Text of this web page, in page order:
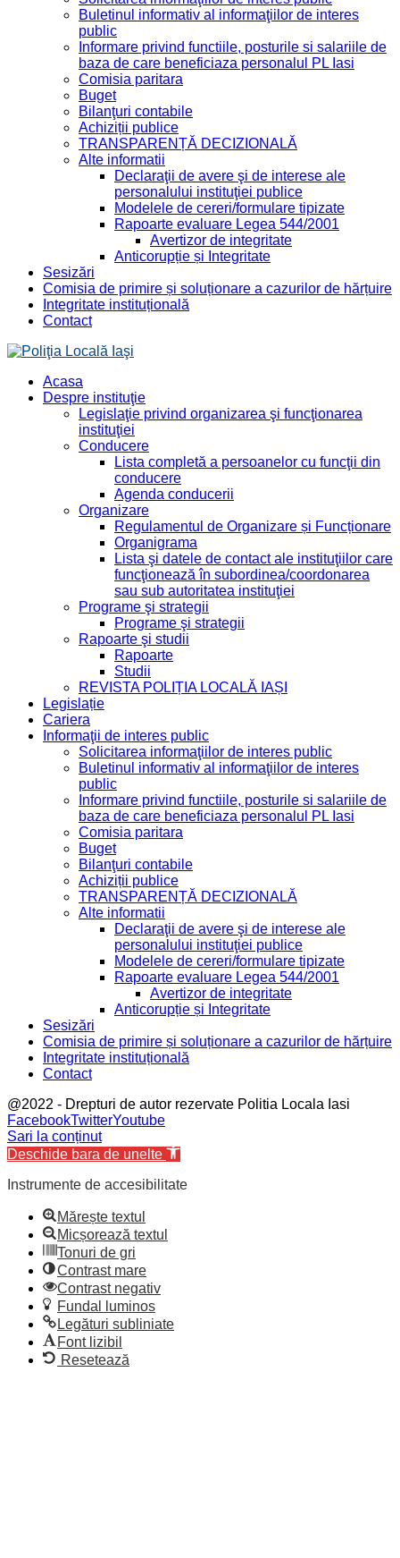
Buletinul informativ al informaţiilor de interes
public
Informare privind functiile, posturile si salariile de
baza de care beneficiaza personalul PL Iasi
Comisia paritara
Buget
Bilanţuri contabile
Achiziții publice
TRANSPARENȚĂ DECIZIONALĂ
Alte informatii
Declaraţii de avere şi de interese ale
personalului instituţiei publice
Modelele de cereri/formulare tipizate
Rapoarte evaluare Legea 544/2001
Avertizor de integritate
Anticorupție și Integritate
Sesizări
Comisia de primire și soluționare a cazurilor de hărțuire
Integritate instituțională
Contact
Acasa
Despre instituţie
Legislaţie privind organizarea şi funcţionarea
instituţiei
Conducere
Lista completă a persoanelor cu funcţii din
conducere
Agenda conducerii
Organizare
Regulamentul de Organizare și Funcționare
Organigrama
Lista şi datele de contact ale instituţiilor care
funcţionează în subordinea/coordonarea
sau sub autoritatea instituţiei
Programe şi strategii
Programe şi strategii
Rapoarte şi studii
Rapoarte
Studii
REVISTA POLIȚIA LOCALĂ IAȘI
Legislație
Cariera
Informaţii de interes public
Solicitarea informaţiilor de interes public
Buletinul informativ al informaţiilor de interes
public
Informare privind functiile, posturile si salariile de
baza de care beneficiaza personalul PL Iasi
Comisia paritara
Buget
Bilanţuri contabile
Achiziții publice
TRANSPARENȚĂ DECIZIONALĂ
Alte informatii
Declaraţii de avere şi de interese ale
personalului instituţiei publice
Modelele de cereri/formulare tipizate
Rapoarte evaluare Legea 544/2001
Avertizor de integritate
Anticorupție și Integritate
Sesizări
Comisia de primire și soluționare a cazurilor de hărțuire
Integritate instituțională
Contact
@2022 - Drepturi de autor rezervate Politia Locala Iasi
FacebookTwitterYoutube
Sari la conținut
Deschide bara de unelte
Instrumente de accesibilitate
Mărește textul
Micșorează textul
Tonuri de gri
Contrast mare
Contrast negativ
Fundal luminos
Legături subliniate
Font lizibil
Resetează